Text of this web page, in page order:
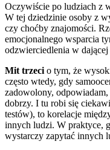
Oczywiście po ludziach z
W tej dziedzinie osoby z
czy choćby znajomości.
emocjonalnego wsparcia
odzwierciedlenia w dającej
Mit trzeci o tym, że
często wtedy, gdy
zadowolony,
dobrzy. I tu robi się
testów), to korelacje
innych ludzi. W praktyce,
wystarczy zapytać innych